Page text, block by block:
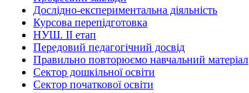
Дослідно-експериментальна діяльність
Курсова перепідготовка
НУШ. ІІ етап
Передовий педагогічний досвід
Правильно повторюємо навчальний матеріал
Сектор дошкільної освіти
Сектор початкової освіти